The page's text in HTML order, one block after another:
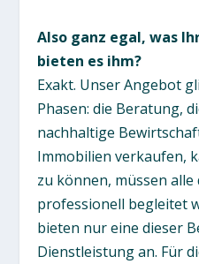
Also ganz egal, was
bieten es ihm?
Exakt. Unser Angebot
Phasen: die Beratung,
nachhaltige
Immobilien verkaufen,
zu können, müssen alle
professionell begleitet
bieten nur eine dieser
Dienstleistung an. Für